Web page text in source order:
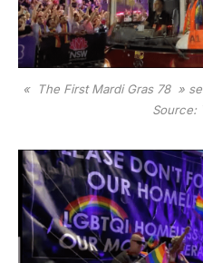
« The First Mardi Gras 78 »
Source: